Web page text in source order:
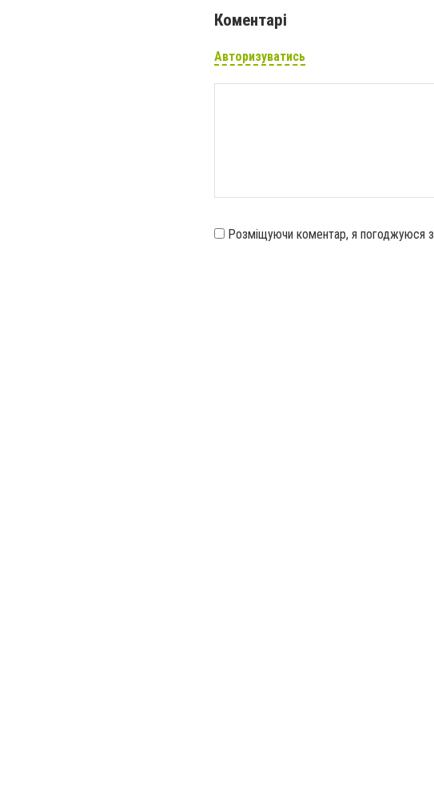
Коментарі
Авторизуватись
Розміщуючи коментар, я погоджуюся з